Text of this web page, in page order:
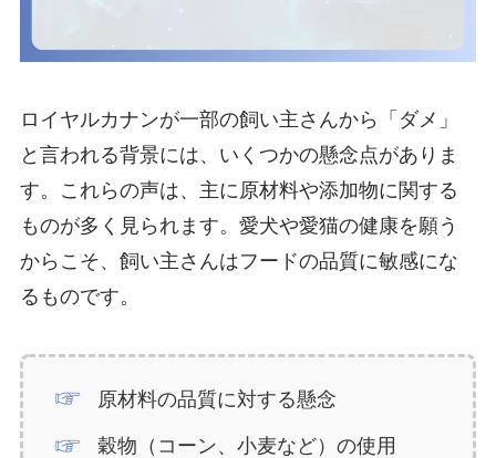
ロイヤルカナンが一部の飼い主さんから「ダメ」
と言われる背景には、いくつかの懸念点がありま
す。これらの声は、主に原材料や添加物に関する
ものが多く見られます。愛犬や愛猫の健康を願う
からこそ、飼い主さんはフードの品質に敏感にな
るものです。
原材料の品質に対する懸念
穀物（コーン、小麦など）の使用